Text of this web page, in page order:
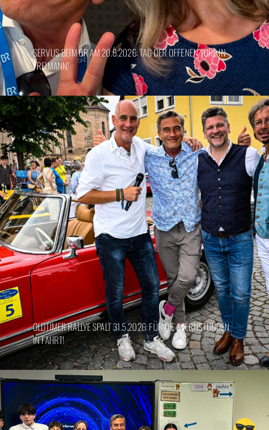
SERVUS BEIM BR AM 20.6.2026: TAG DER OFFENEN TÜRE IN
FREIMANN!
OLDTIMER RALLYE SPALT 31.5.2026: FÜR DIE STERNSTUNDEN
IN FAHRT!